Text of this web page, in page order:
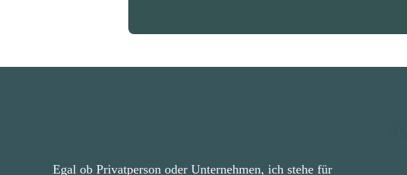
Egal ob Privatperson oder Unternehmen, ich stehe für